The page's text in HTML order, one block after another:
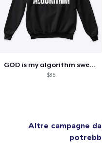
GOD is my algorithm sweatshirt
$35
Altre campagne da